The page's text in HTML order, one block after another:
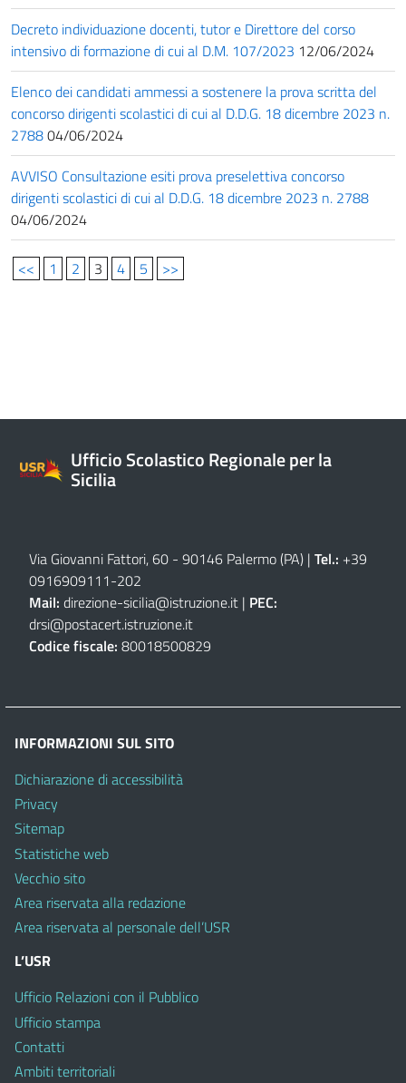
Decreto individuazione docenti, tutor e Direttore del corso
intensivo di formazione di cui al D.M. 107/2023 12/06/2024
Elenco dei candidati ammessi a sostenere la prova scritta del
concorso dirigenti scolastici di cui al D.D.G. 18 dicembre 2023 n.
278804/06/2024
AVVISO Consultazione esiti prova preselettiva concorso
dirigenti scolastici di cui al D.D.G. 18 dicembre 2023 n. 2788
04/06/2024
<< 1 2 3 4 5 >>
Ufficio Scolastico Regionale per la
Sicilia
Via Giovanni Fattori, 60 - 90146 Palermo (PA) | Tel.: +39
0916909111-202
Mail: direzione-sicilia@istruzione.it | PEC:
drsi@postacert.istruzione.it
Codice fiscale: 80018500829
INFORMAZIONI SUL SITO
Dichiarazione di accessibilità
Privacy
Sitemap
Statistiche web
Vecchio sito
Area riservata alla redazione
Area riservata al personale dell’USR
L’USR
Ufficio Relazioni con il Pubblico
Ufficio stampa
Contatti
Ambiti territoriali